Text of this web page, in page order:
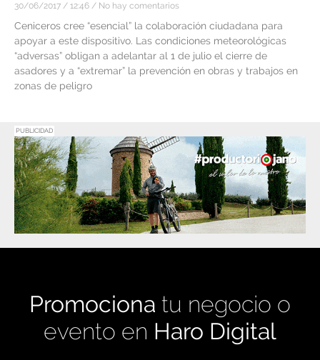
30/06/2017 12:46 No hay comentarios
Ceniceros cree “esencial” la colaboración ciudadana para
apoyar a este dispositivo. Las condiciones meteorológicas
“adversas” obligan a adelantar al 1 de julio el cierre de
asadores y a “extremar” la prevención en obras y trabajos en
zonas de peligro
PUBLICIDAD
Promociona tu negocio o
evento en Haro Digital